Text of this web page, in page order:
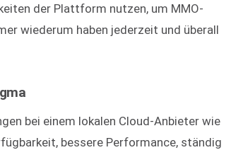
der Plattform nutzen, um MMO-
wiederum haben jederzeit und überall
bei einem lokalen Cloud-Anbieter wie
bessere Performance, ständig